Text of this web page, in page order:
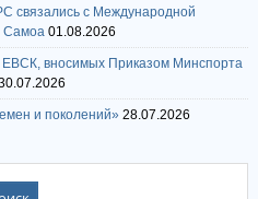
связались с Международной
Самоа 01.08.2026
вносимых Приказом Минспорта
и поколений» 28.07.2026